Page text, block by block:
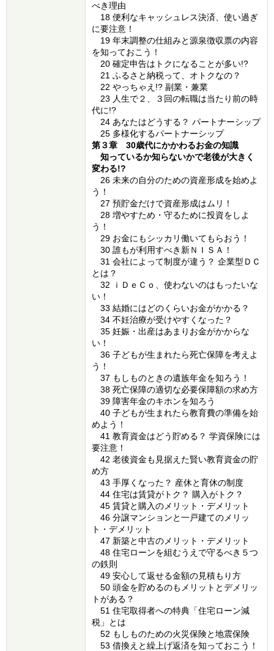
べき理由
18 便利なキャッシュレス決済、使い過ぎ
に要注意！
19 年末調整の仕組みと源泉徴収票の内容
を知っておこう！
20 確定申告はトクになることが多い!?
21 ふるさと納税って、オトクなの？
22 やっちゃえ!? 副業・兼業
23 人生で２、３回の転職は当たり前の時
代に!?
24 あなたはどうする？ パートナーシップ
25 多様化するパートナーシップ
第３章 30歳代にかかわるお金の知識
知っているか知らないかで老後が大きく
変わる!?
26 未来の自分のための資産形成を始めよ
う！
27 預貯金だけで資産形成はムリ！
28 増やすため・守るために投資をしよ
う！
29 お金にもシッカリ働いてもらおう！
30 誰もが利用すべき新ＮＩＳＡ！
31 会社によって制度が違う？ 企業型ＤＣ
とは？
32 ｉＤｅＣｏ、使わないのはもったいな
い！
33 結婚にはどのくらいお金がかかる？
34 不妊治療が受けやすくなった？
35 妊娠・出産はあまりお金がかからな
い！
36 子どもが生まれたら死亡保障を考えよ
う！
37 もしものときの遺族年金を知ろう！
38 死亡保障の適切な必要保障額の求め方
39 障害年金のキホンを知ろう
40 子どもが生まれたら教育費の準備を始
めよう！
41 教育資金はどう貯める？ 学資保険には
要注意！
42 老後資金も見据えた賢い教育資金の貯
め方
43 手厚くなった？ 産休と育休の制度
44 住宅は賃貸がトク？ 購入がトク？
45 賃貸と購入のメリット・デメリット
46 分譲マンションと一戸建てのメリッ
ト・デメリット
47 新築と中古のメリット・デメリット
48 住宅ローンを組むうえで守るべき５つ
の鉄則
49 安心して返せる金額の見積もり方
50 頭金を貯めるのもメリットとデメリッ
トがある？
51 住宅取得者への特典「住宅ローン減
税」とは
52 もしものための火災保険と地震保険
53 借換えと繰上げ返済を知っておこう！